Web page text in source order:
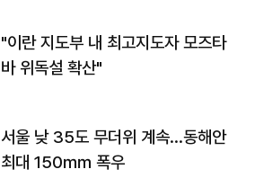
"이란 지도부 내 최고지도자 모즈타
바 위독설 확산"
서울 낮 35도 무더위 계속…동해안
최대 150㎜ 폭우